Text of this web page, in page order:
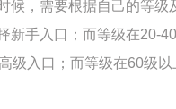
候，需要根据自己的等
新手入口；而等级在20-
级入口；而等级在60级以